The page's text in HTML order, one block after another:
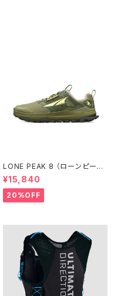
LONE PEAK 8 （ローンピーク
8） ウィメンズ Dusty Olive
¥15,840
20%OFF